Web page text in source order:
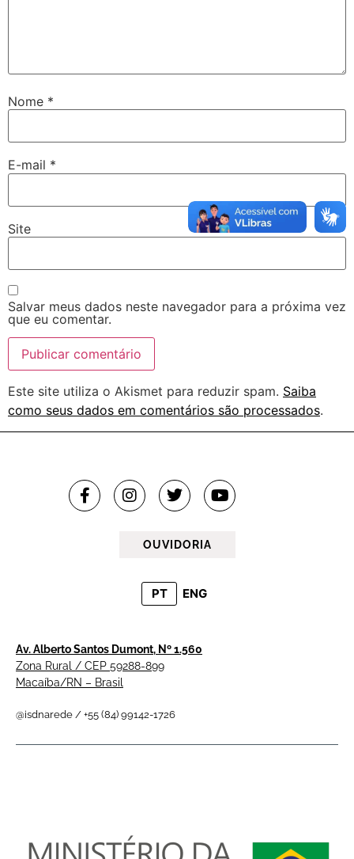
Nome *
E-mail *
Site
Salvar meus dados neste navegador para a próxima vez
que eu comentar.
Este site utiliza o Akismet para reduzir spam. Saiba
como seus dados em comentários são processados.
OUVIDORIA
PT ENG
Av. Alberto Santos Dumont, Nº 1.560
Zona Rural / CEP 59288-899
Macaíba/RN – Brasil
@isdnarede / +55 (84) 99142-1726